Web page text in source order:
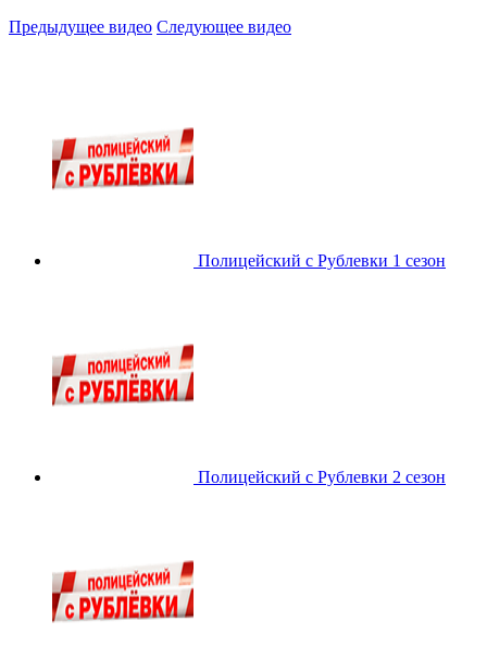
Предыдущее видео Следующее видео
Полицейский с Рублевки 1 сезон
Полицейский с Рублевки 2 сезон